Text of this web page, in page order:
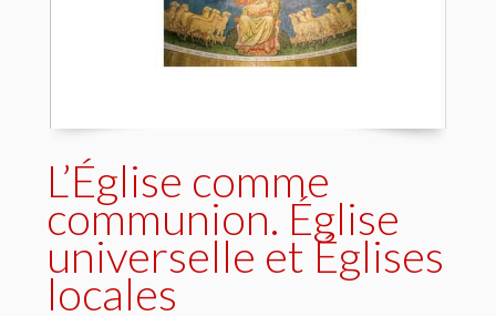
L’Église comme
communion. Église
universelle et Églises
locales